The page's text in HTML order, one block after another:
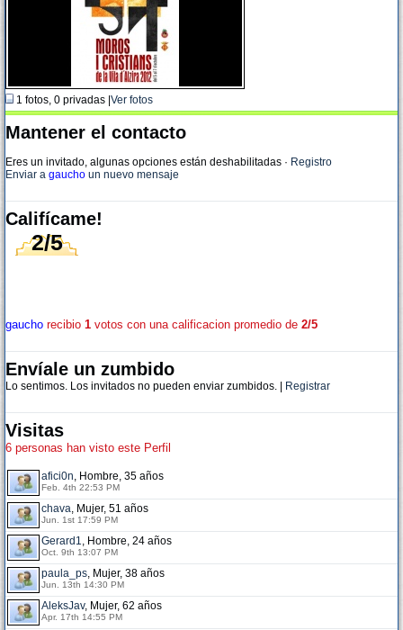
1 fotos, 0 privadas | Ver fotos
Mantener el contacto
Eres un invitado, algunas opciones están deshabilitadas · Registro
Enviar a gaucho un nuevo mensaje
Califícame!
2/5
gaucho recibio 1 votos con una calificacion promedio de 2/5
Envíale un zumbido
Lo sentimos. Los invitados no pueden enviar zumbidos. | Registrar
Visitas
6 personas han visto este Perfil
afici0n, Hombre, 35 años
Feb. 4th 22:53 PM
chava, Mujer, 51 años
Jun. 1st 17:59 PM
Gerard1, Hombre, 24 años
Oct. 9th 13:07 PM
paula_ps, Mujer, 38 años
Jun. 13th 14:30 PM
AleksJav, Mujer, 62 años
Apr. 17th 14:55 PM